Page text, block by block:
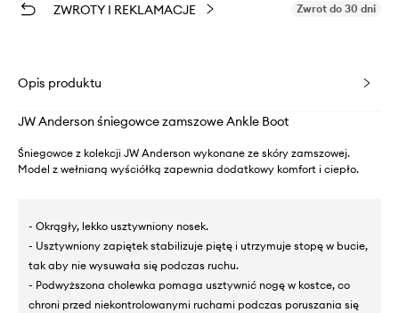
ZWROTY I REKLAMACJE Zwrot do 30 dni
Opis produktu
JW Anderson śniegowce zamszowe Ankle Boot
Śniegowce z kolekcji JW Anderson wykonane ze skóry zamszowej.
Model z wełnianą wyściółką zapewnia dodatkowy komfort i ciepło.
- Okrągły, lekko usztywniony nosek.
- Usztywniony zapiętek stabilizuje piętę i utrzymuje stopę w bucie,
tak aby nie wysuwała się podczas ruchu.
- Podwyższona cholewka pomaga usztywnić nogę w kostce, co
chroni przed niekontrolowanymi ruchami podczas poruszania się